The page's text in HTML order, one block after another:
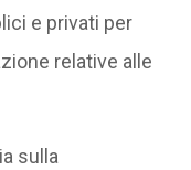
e privati per
relative alle
sulla